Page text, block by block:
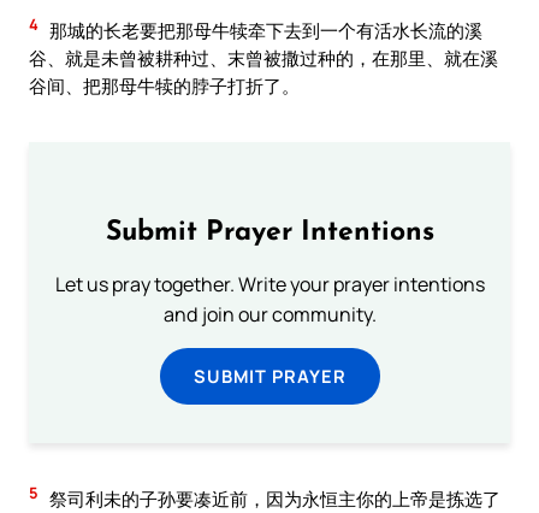
4 那城的长老要把那母牛犊牵下去到一个有活水长流的溪
谷、就是未曾被耕种过、末曾被撒过种的，在那里、就在溪
谷间、把那母牛犊的脖子打折了。
Submit Prayer Intentions
Let us pray together. Write your prayer intentions
and join our community.
SUBMIT PRAYER
5 祭司利未的子孙要凑近前，因为永恒主你的上帝是拣选了